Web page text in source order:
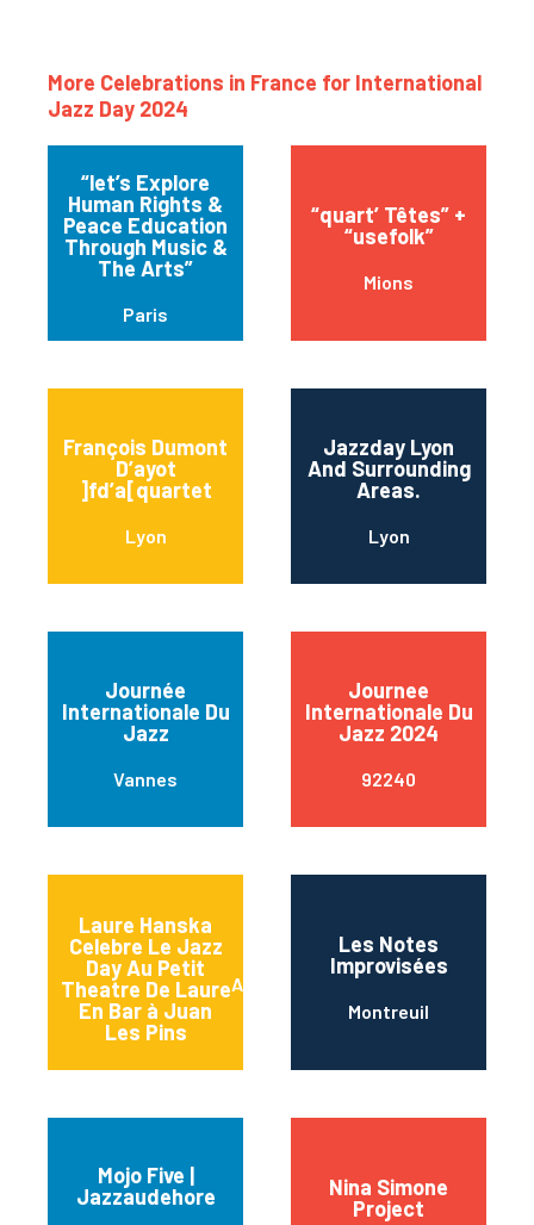
More Celebrations in France for International
Jazz Day 2024
“let’s Explore
Human Rights &
Peace Education
Through Music &
The Arts”
Paris
“quart’ Têtes” +
“usefolk”
Mions
François Dumont
D’ayot
]fd’a[quartet
Lyon
Jazzday Lyon
And Surrounding
Areas.
Lyon
Journée
Internationale Du
Jazz
Vannes
Journee
Internationale Du
Jazz 2024
92240
Laure Hanska
Celebre Le Jazz
Day Au Petit
Theatre De Laure
En Bar à Juan
Les Pins
Antibes
Les Notes
Improvisées
Montreuil
Mojo Five |
Jazzaudehore
Nina Simone
Project